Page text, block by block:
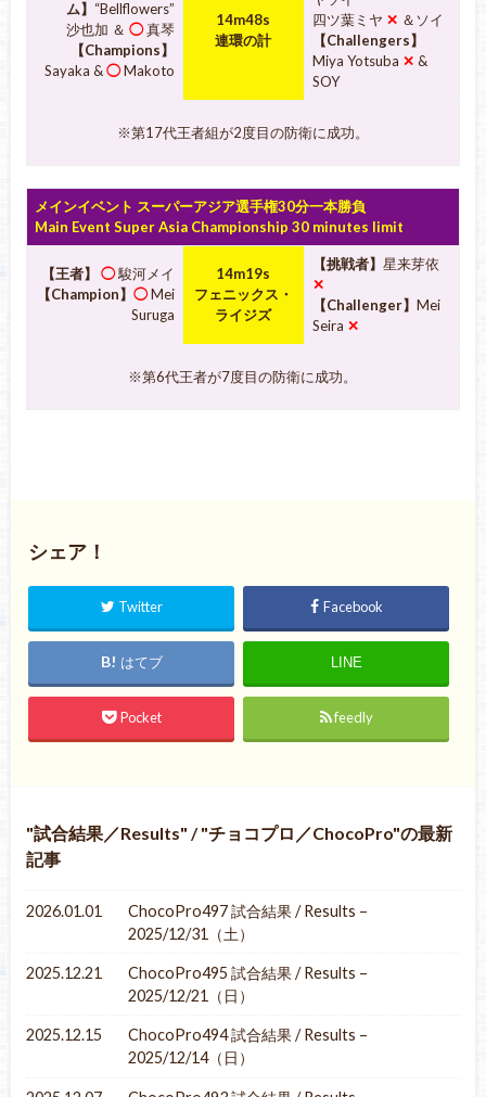
ム】 “Bellflowers”
沙也加 ＆ ◯真琴
【Champions】
Sayaka &◯Makoto
14m48s
連環の計
四ツ葉ミヤ ✕ ＆ソイ
【Challengers】
Miya Yotsuba ✕ &
SOY
※第17代王者組が2度目の防衛に成功。
メインイベント スーパーアジア選手権30分一本勝負
Main Event Super Asia Championship 30 minutes limit
【王者】 ◯駿河メイ
【Champion】 ◯Mei
Suruga
14m19s
フェニックス・
ライジズ
【挑戦者】 星来芽依
✕
【Challenger】 Mei
Seira ✕
※第6代王者が7度目の防衛に成功。
シェア！
Twitter Facebook
はてブ LINE
Pocket feedly
試合結果／Results / チョコプロ／ChocoPro の最新
記事
2026.01.01
ChocoPro497 試合結果 / Results –
2025/12/31（土）
2025.12.21
ChocoPro495 試合結果 / Results –
2025/12/21（日）
2025.12.15
ChocoPro494 試合結果 / Results –
2025/12/14（日）